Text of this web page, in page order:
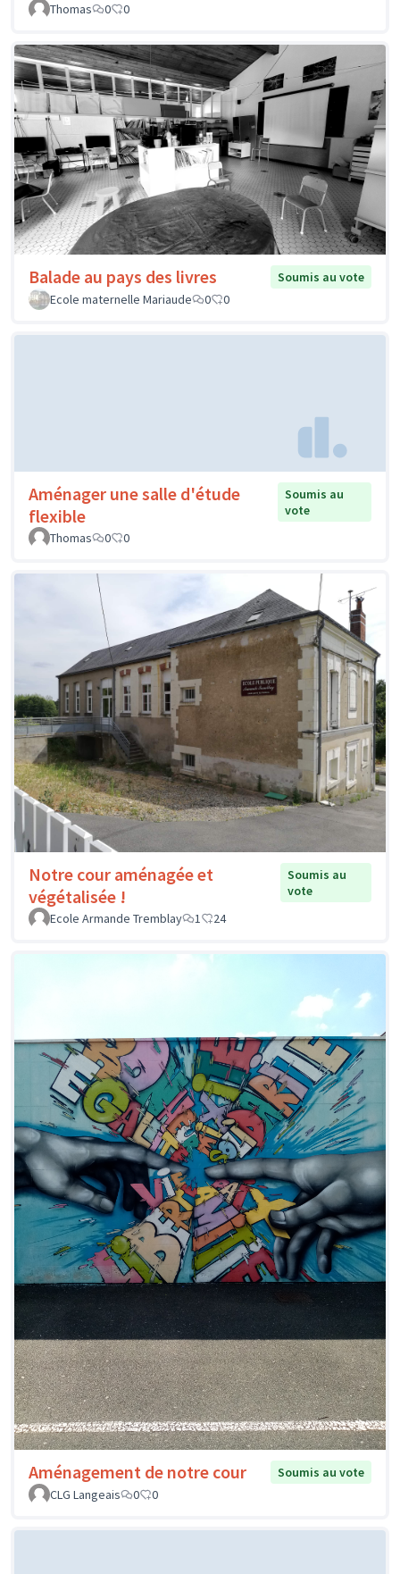
Thomas
0 0
Balade au pays des livres
Soumis au vote
Ecole maternelle Mariaude
0 0
Aménager une salle d'étude
flexible
Soumis au
vote
Thomas
0 0
Notre cour aménagée et
végétalisée !
Soumis au
vote
Ecole Armande Tremblay
1 24
Aménagement de notre cour
Soumis au vote
CLG Langeais
0 0